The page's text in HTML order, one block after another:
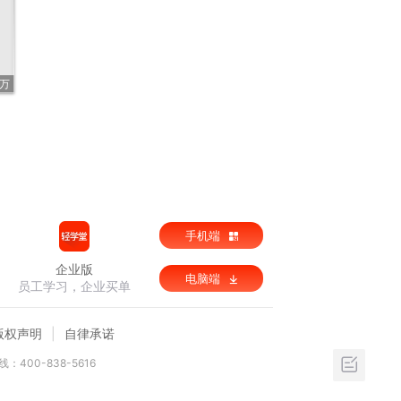
企业版
员工学习，企业买单
手机端
电脑端
权声明 自律承诺
：400-838-5616